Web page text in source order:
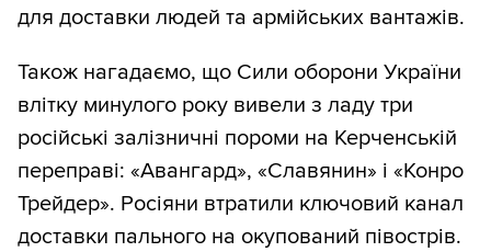
для доставки людей та армійських вантажів.
Також нагадаємо, що Сили оборони України
влітку минулого року вивели з ладу три
російські залізничні пороми на Керченській
переправі: «Авангард», «Славянин» і «Конро
Трейдер». Росіяни втратили ключовий канал
доставки пального на окупований півострів.